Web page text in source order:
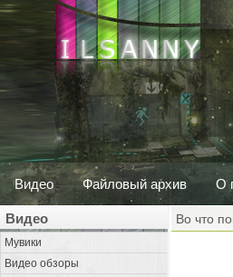
Видео Файловый архив О
Видео
Мувики
Видео обзоры
Во что